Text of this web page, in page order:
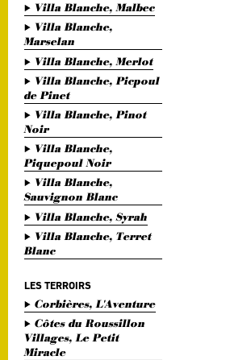
Villa Blanche, Malbec
Villa Blanche,
Marselan
Villa Blanche, Merlot
Villa Blanche, Picpoul
de Pinet
Villa Blanche, Pinot
Noir
Villa Blanche,
Piquepoul Noir
Villa Blanche,
Sauvignon Blanc
Villa Blanche, Syrah
Villa Blanche, Terret
Blanc
LES TERROIRS
Corbières, L'Aventure
Côtes du Roussillon
Villages, Le Petit
Miracle